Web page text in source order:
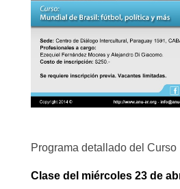
Programa detallado del Curso
Clase del miércoles 23 de